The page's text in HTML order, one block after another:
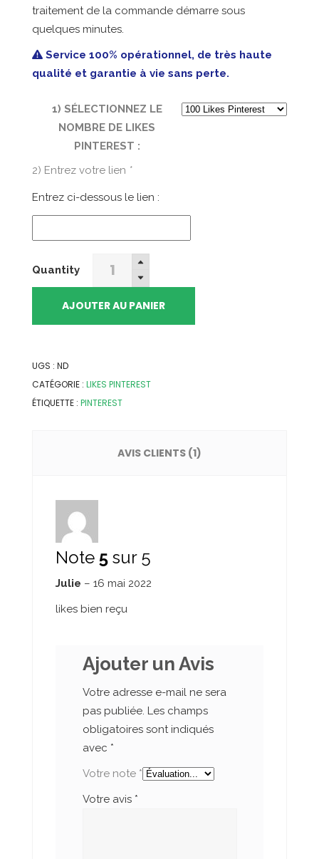
traitement de la commande démarre sous
quelques minutes.
Service 100% opérationnel, de très haute
qualité et garantie à vie sans perte.
1) SÉLECTIONNEZ LE
NOMBRE DE LIKES
PINTEREST :
2) Entrez votre lien *
Entrez ci-dessous le lien :
Quantity
Acheter
Likes
AJOUTER AU PANIER
UGS : ND
CATÉGORIE : LIKES PINTEREST
ÉTIQUETTE : PINTEREST
AVIS CLIENTS (1)
Note 5 sur 5
Julie – 16 mai 2022
likes bien reçu
Ajouter un Avis
Votre adresse e-mail ne sera
pas publiée. Les champs
obligatoires sont indiqués
avec *
Votre note *
Votre avis *